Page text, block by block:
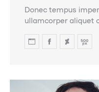
Donec tempus
ullamcorper aliquet
BlogFacebook